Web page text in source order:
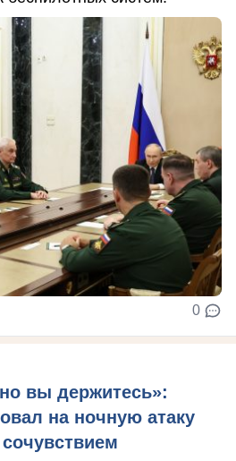
0
вы держитесь»:
на ночную атаку